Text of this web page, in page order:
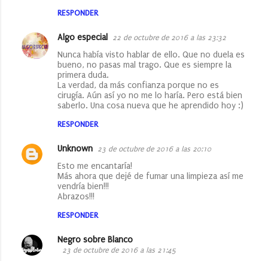
RESPONDER
Algo especial 22 de octubre de 2016 a las 23:32
Nunca había visto hablar de ello. Que no duela es
bueno, no pasas mal trago. Que es siempre la
primera duda.
La verdad, da más confianza porque no es
cirugía. Aún así yo no me lo haría. Pero está bien
saberlo. Una cosa nueva que he aprendido hoy :)
RESPONDER
Unknown 23 de octubre de 2016 a las 20:10
Esto me encantaría!
Más ahora que dejé de fumar una limpieza así me
vendría bien!!!
Abrazos!!!
RESPONDER
Negro sobre Blanco
23 de octubre de 2016 a las 21:45